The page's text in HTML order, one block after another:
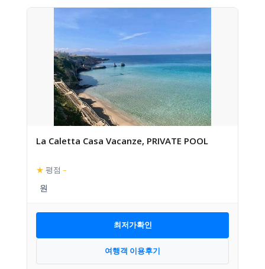
La Caletta Casa Vacanze, PRIVATE POOL
★ 평점 –
최저가확인
여행객 이용후기